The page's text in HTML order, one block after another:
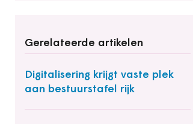
Gerelateerde artikelen
Digitalisering krijgt vaste plek
aan bestuurstafel rijk